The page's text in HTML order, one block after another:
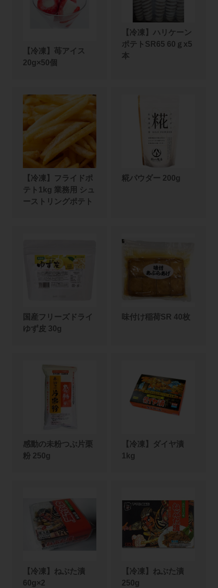
【冷凍】苺アイス
20g×50個
【冷凍】ハリケーン
ポテトSR65 60ｇx5
本
【冷凍】フライドポ
テト1kg 業務用 シュ
ーストリングポテト
糀パウダー 200g
国産フリーズドライ
ゆず皮 30g
味付け稲荷SR 40枚
感動の未粉つぶ片栗
粉 250g
【冷凍】ダイヤ漬
1kg
【冷凍】ねぶた漬
60g×2
【冷凍】ねぶた漬
250g